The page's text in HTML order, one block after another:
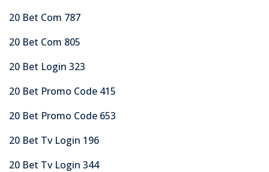
20 Bet Com 787
20 Bet Com 805
20 Bet Login 323
20 Bet Promo Code 415
20 Bet Promo Code 653
20 Bet Tv Login 196
20 Bet Tv Login 344